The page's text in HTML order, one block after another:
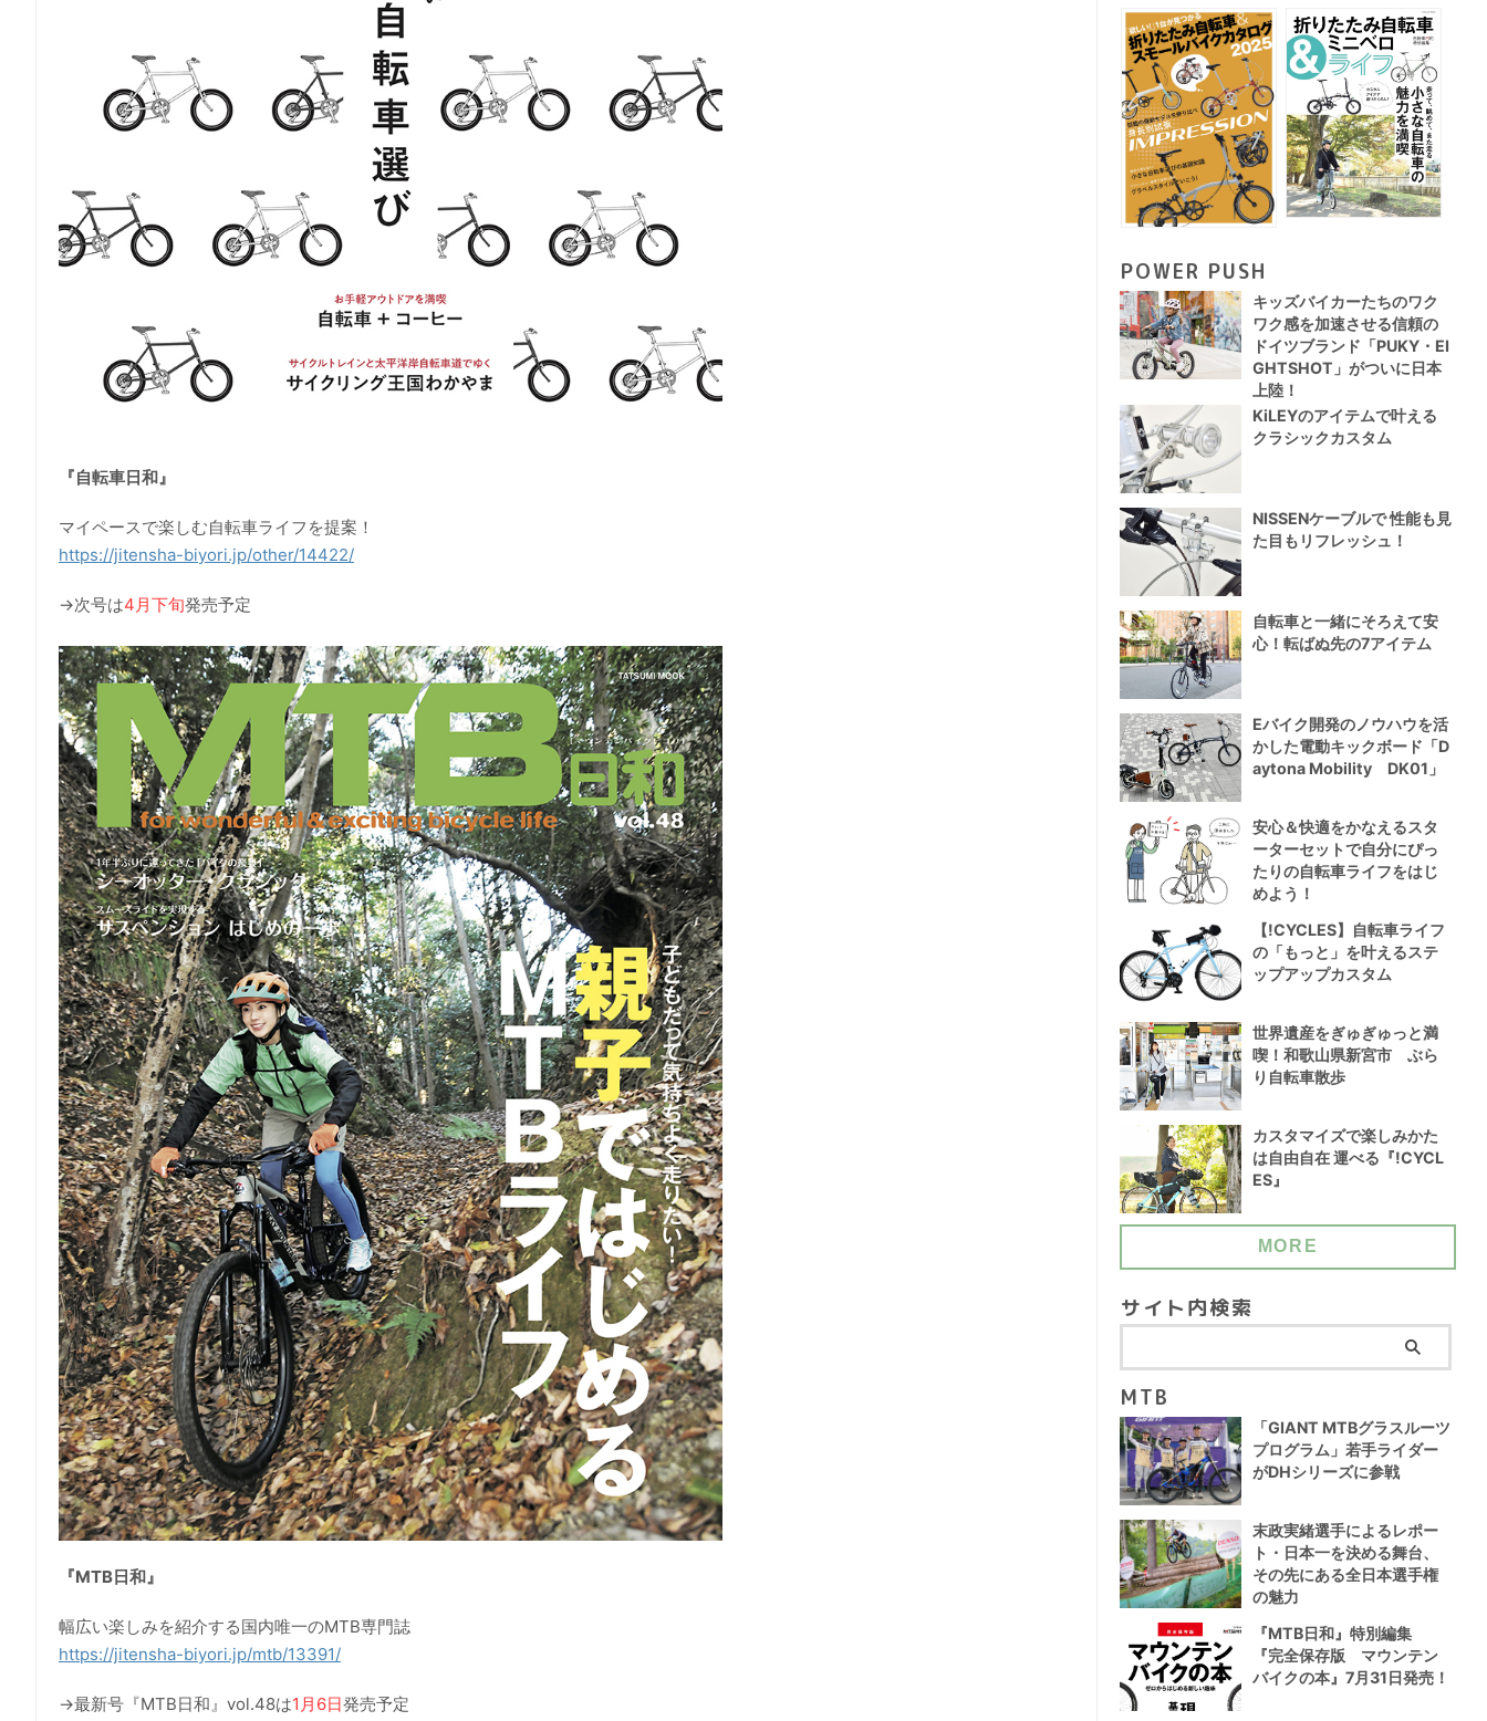
『自転車日和』
マイペースで楽しむ自転車ライフを提案！
https://jitensha-biyori.jp/other/14422/
→次号は4月下旬発売予定
『MTB日和』
幅広い楽しみを紹介する国内唯一のMTB専門誌
https://jitensha-biyori.jp/mtb/13391/
→最新号『MTB日和』vol.48は1月6日発売予定
POWER PUSH
キッズバイカーたちのワク
ワク感を加速させる信頼の
ドイツブランド「PUKY・EI
GHTSHOT」がついに日本
上陸！
KiLEYのアイテムで叶える
クラシックカスタム
NISSENケーブルで 性能も見
た目もリフレッシュ！
自転車と一緒にそろえて安
心！転ばぬ先の7アイテム
Eバイク開発のノウハウを活
かした電動キックボード「D
aytona Mobility DK01」
安心＆快適をかなえるスタ
ーターセットで自分にぴっ
たりの自転車ライフをはじ
めよう！
【!CYCLES】自転車ライフ
の「もっと」を叶えるステ
ップアップカスタム
世界遺産をぎゅぎゅっと満
喫！和歌山県新宮市 ぶら
り自転車散歩
カスタマイズで楽しみかた
は自由自在 運べる『!CYCL
ES』
MORE
サイト内検索
MTB
「GIANT MTBグラスルーツ
プログラム」若手ライダー
がDHシリーズに参戦
末政実緒選手によるレポー
ト・日本一を決める舞台、
その先にある全日本選手権
の魅力
『MTB日和』特別編集
『完全保存版 マウンテン
バイクの本』7月31日発売！